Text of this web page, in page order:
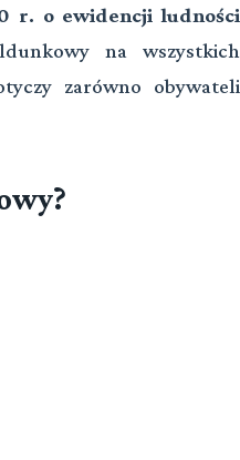
r. o ewidencji ludności
na wszystkich
zarówno obywateli